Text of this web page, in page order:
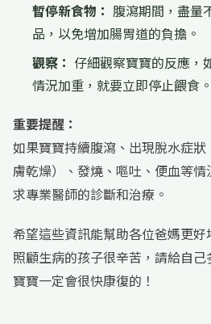
暫停新食物： 腹瀉期間，盡量
品，以免增加腸胃道的負擔。
觀察： 仔細觀察寶寶的反應，
情況加重，就要立即停止餵食。
重要提醒：
如果寶寶持續腹瀉、出現脫水症
膚乾燥）、發燒、嘔吐、便血等
求專業醫師的診斷和治療。
希望這些資訊能幫助各位爸媽更好
照顧生病的孩子很辛苦，請給自
寶寶一定會很快康復的！